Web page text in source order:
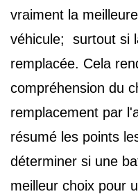
vraiment la
véhicule; surtout si
remplacée. Cela
compréhension du
remplacement par
résumé les points
déterminer si une
meilleur choix pour